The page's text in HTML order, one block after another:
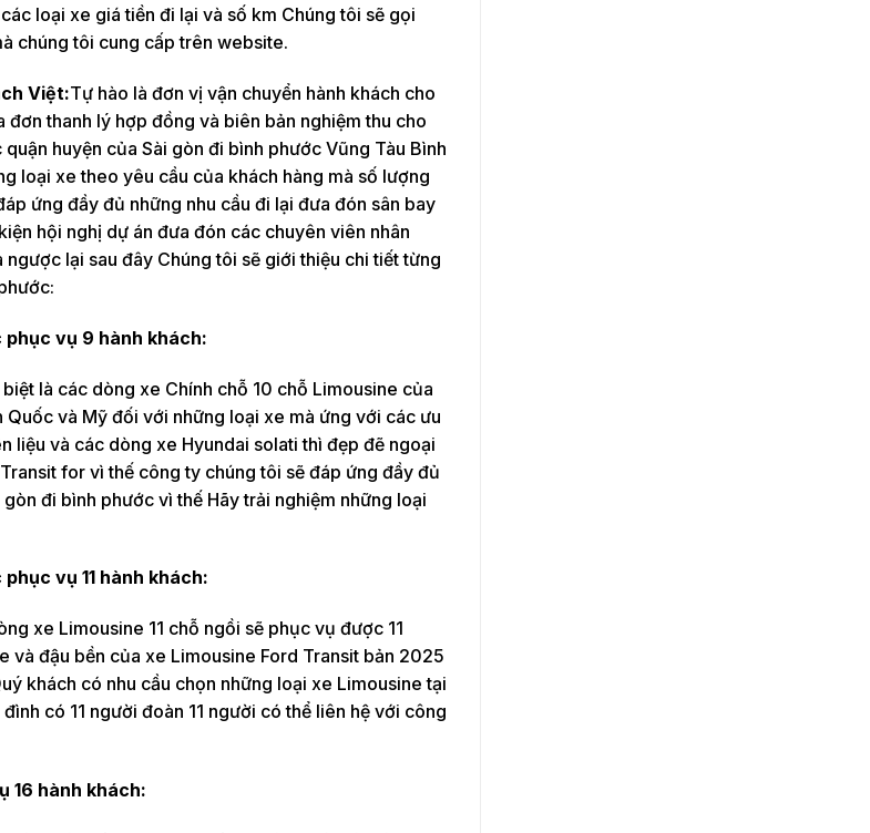
loại xe giá tiền đi lại và số km Chúng tôi sẽ gọi
chúng tôi cung cấp trên website.
Việt:Tự hào là đơn vị vận chuyển hành khách cho
thanh lý hợp đồng và biên bản nghiệm thu cho
huyện của Sài gòn đi bình phước Vũng Tàu Bình
loại xe theo yêu cầu của khách hàng mà số lượng
ứng đầy đủ những nhu cầu đi lại đưa đón sân bay
hội nghị dự án đưa đón các chuyên viên nhân
lại sau đây Chúng tôi sẽ giới thiệu chi tiết từng
phục vụ 9 hành khách:
là các dòng xe Chính chỗ 10 chỗ Limousine của
và Mỹ đối với những loại xe mà ứng với các ưu
liệu và các dòng xe Hyundai solati thì đẹp đẽ ngoại
for vì thế công ty chúng tôi sẽ đáp ứng đầy đủ
đi bình phước vì thế Hãy trải nghiệm những loại
vụ 11 hành khách:
xe Limousine 11 chỗ ngồi sẽ phục vụ được 11
và đậu bền của xe Limousine Ford Transit bản 2025
khách có nhu cầu chọn những loại xe Limousine tại
có 11 người đoàn 11 người có thể liên hệ với công
16 hành khách: